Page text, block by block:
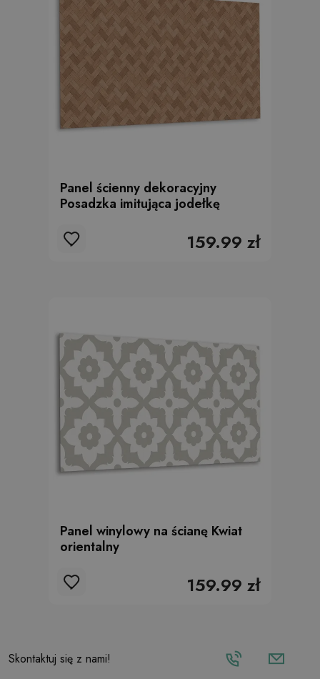
Panel ścienny dekoracyjny
Posadzka imitująca jodełkę
159.99 zł
Panel winylowy na ścianę Kwiat
orientalny
159.99 zł
Skontaktuj się z nami!